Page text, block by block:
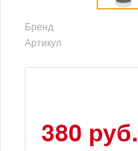
Бренд
Артикул
380 руб.